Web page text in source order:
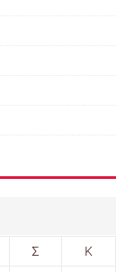
Σ Κ